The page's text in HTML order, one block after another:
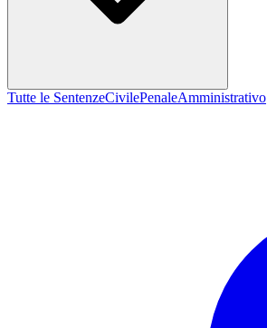
Tutte le SentenzeCivilePenaleAmministrativo